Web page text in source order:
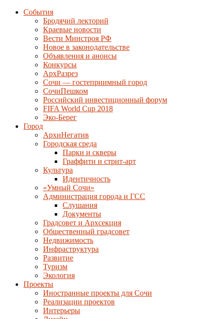
События
Бродячий лекторий
Краевые новости
Вести Минстроя РФ
Новое в законодательстве
Объявления и анонсы
Конкурсы
АрхРазрез
Сочи — гостеприимный город
СочиПешком
Российский инвестиционный форум
FIFA World Cup 2018
Эко-Берег
Город
АрхиНегатив
Городская среда
Парки и скверы
Граффити и стрит-арт
Культура
Идентичность
«Умный Сочи»
Администрация города и ГСС
Слушания
Документы
Градсовет и Архсекция
Общественный градсовет
Недвижимость
Инфраструктура
Развитие
Туризм
Экология
Проекты
Иностранные проекты для Сочи
Реализации проектов
Интерьеры